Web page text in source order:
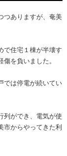
つありますが、奄美
で住宅１棟が半壊す
を負いました。
では停電が続いてい
列ができ、電気が使
市からやってきた利